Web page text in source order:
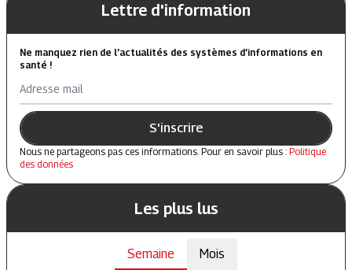
Lettre d'information
Ne manquez rien de l’actualités des systèmes d’informations en
santé !
Adresse mail
S'inscrire
Nous ne partageons pas ces informations. Pour en savoir plus : Politique
des données
Les plus lus
Semaine Mois